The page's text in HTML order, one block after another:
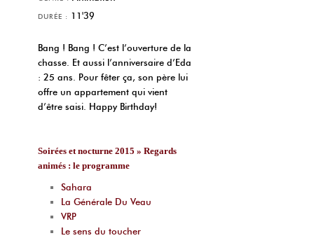
DURÉE : 11'39
Bang ! Bang ! C’est l’ouverture de la
chasse. Et aussi l’anniversaire d’Eda
: 25 ans. Pour fêter ça, son père lui
offre un appartement qui vient
d’être saisi. Happy Birthday!
Soirées et nocturne 2015 » Regards
animés : le programme
Sahara
La Générale Du Veau
VRP
Le sens du toucher